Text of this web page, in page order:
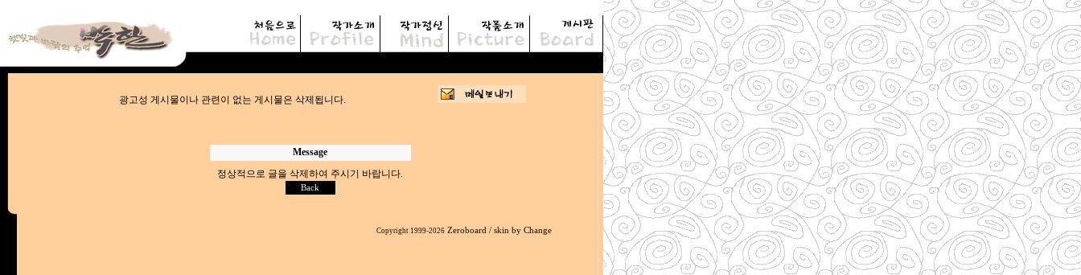
광고성 게시물이나 관련이 없는 게시물은 삭제됩니다.
Message
정상적으로 글을 삭제하여 주시기 바랍니다.
Copyright 1999-2026 Zeroboard / skin by Change